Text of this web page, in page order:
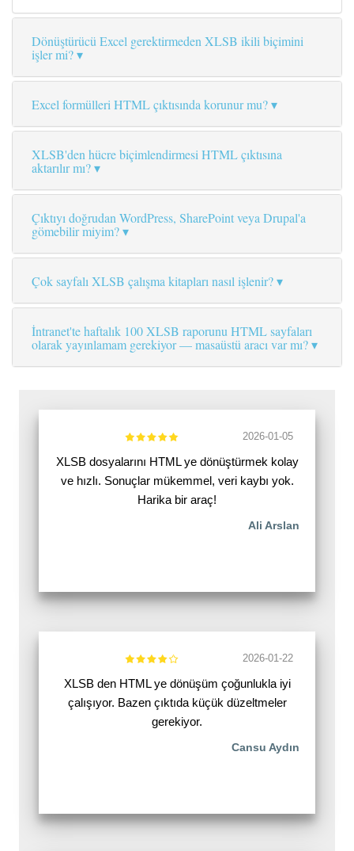
Dönüştürücü Excel gerektirmeden XLSB ikili biçimini
işler mi?
Excel formülleri HTML çıktısında korunur mu?
XLSB'den hücre biçimlendirmesi HTML çıktısına
aktarılır mı?
Çıktıyı doğrudan WordPress, SharePoint veya Drupal'a
gömebilir miyim?
Çok sayfalı XLSB çalışma kitapları nasıl işlenir?
İntranet'te haftalık 100 XLSB raporunu HTML sayfaları
olarak yayınlamam gerekiyor — masaüstü aracı var mı?
2026-01-05
XLSB dosyalarını HTML ye dönüştürmek kolay
ve hızlı. Sonuçlar mükemmel, veri kaybı yok.
Harika bir araç!
Ali Arslan
2026-01-22
XLSB den HTML ye dönüşüm çoğunlukla iyi
çalışıyor. Bazen çıktıda küçük düzeltmeler
gerekiyor.
Cansu Aydın